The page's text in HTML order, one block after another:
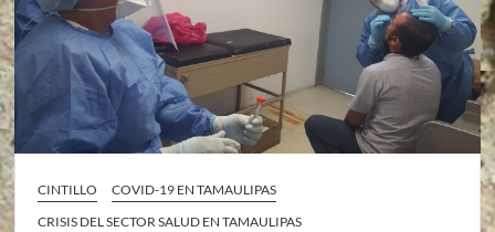
CINTILLO
COVID-19 EN TAMAULIPAS
CRISIS DEL SECTOR SALUD EN TAMAULIPAS